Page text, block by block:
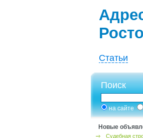
Статьи
Поиск
на сайте
Новые
Судебная